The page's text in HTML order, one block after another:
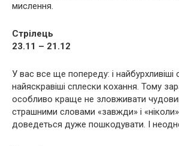
мислення.
Стрілець
23.11 – 21.12
У вас все ще попереду: і найбурхливіші
найяскравіші сплески кохання. Тому
особливо краще не зловживати
страшними словами «завжди» і
доведеться дуже пошкодувати. І